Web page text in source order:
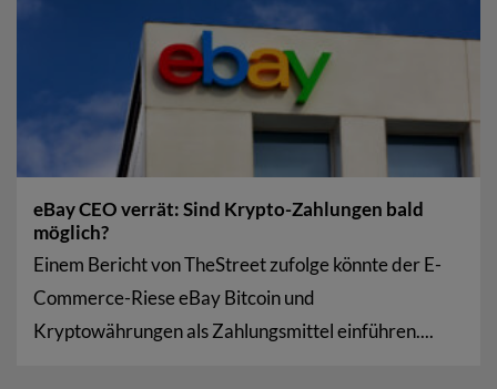
eBay CEO verrät: Sind Krypto-Zahlungen bald
möglich?
Einem Bericht von TheStreet zufolge könnte der E-
Commerce-Riese eBay Bitcoin und
Kryptowährungen als Zahlungsmittel einführen....